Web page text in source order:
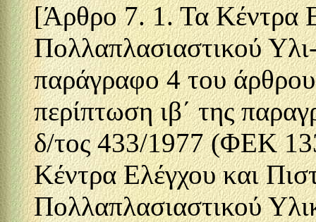
[Άρθρο 7. 1. Τα Κέντρα
Πολλαπλασιαστικού
παράγραφο 4 του
περίπτωση ιβ΄ της
δ/τος 433/1977 (ΦΕΚ
Κέντρα Ελέγχου και
Πολλαπλασιαστικού